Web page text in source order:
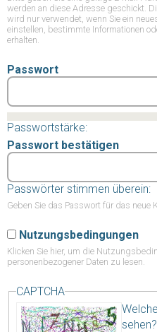
werden an diese Adresse geschickt.
wird nur verwendet, wenn Sie ein
einstellen, bestimmte Informationen
erhalten.
Passwort
Passwortstärke:
Passwort bestätigen
Passwörter stimmen überein:
Geben Sie das Passwort für das neue
Nutzungsbedingungen
Klicken Sie hier, um die
personenbezogener Daten zu lesen.
CAPTCHA
sehen?